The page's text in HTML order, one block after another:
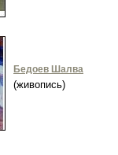
Бедоев Шалва
(живопись)